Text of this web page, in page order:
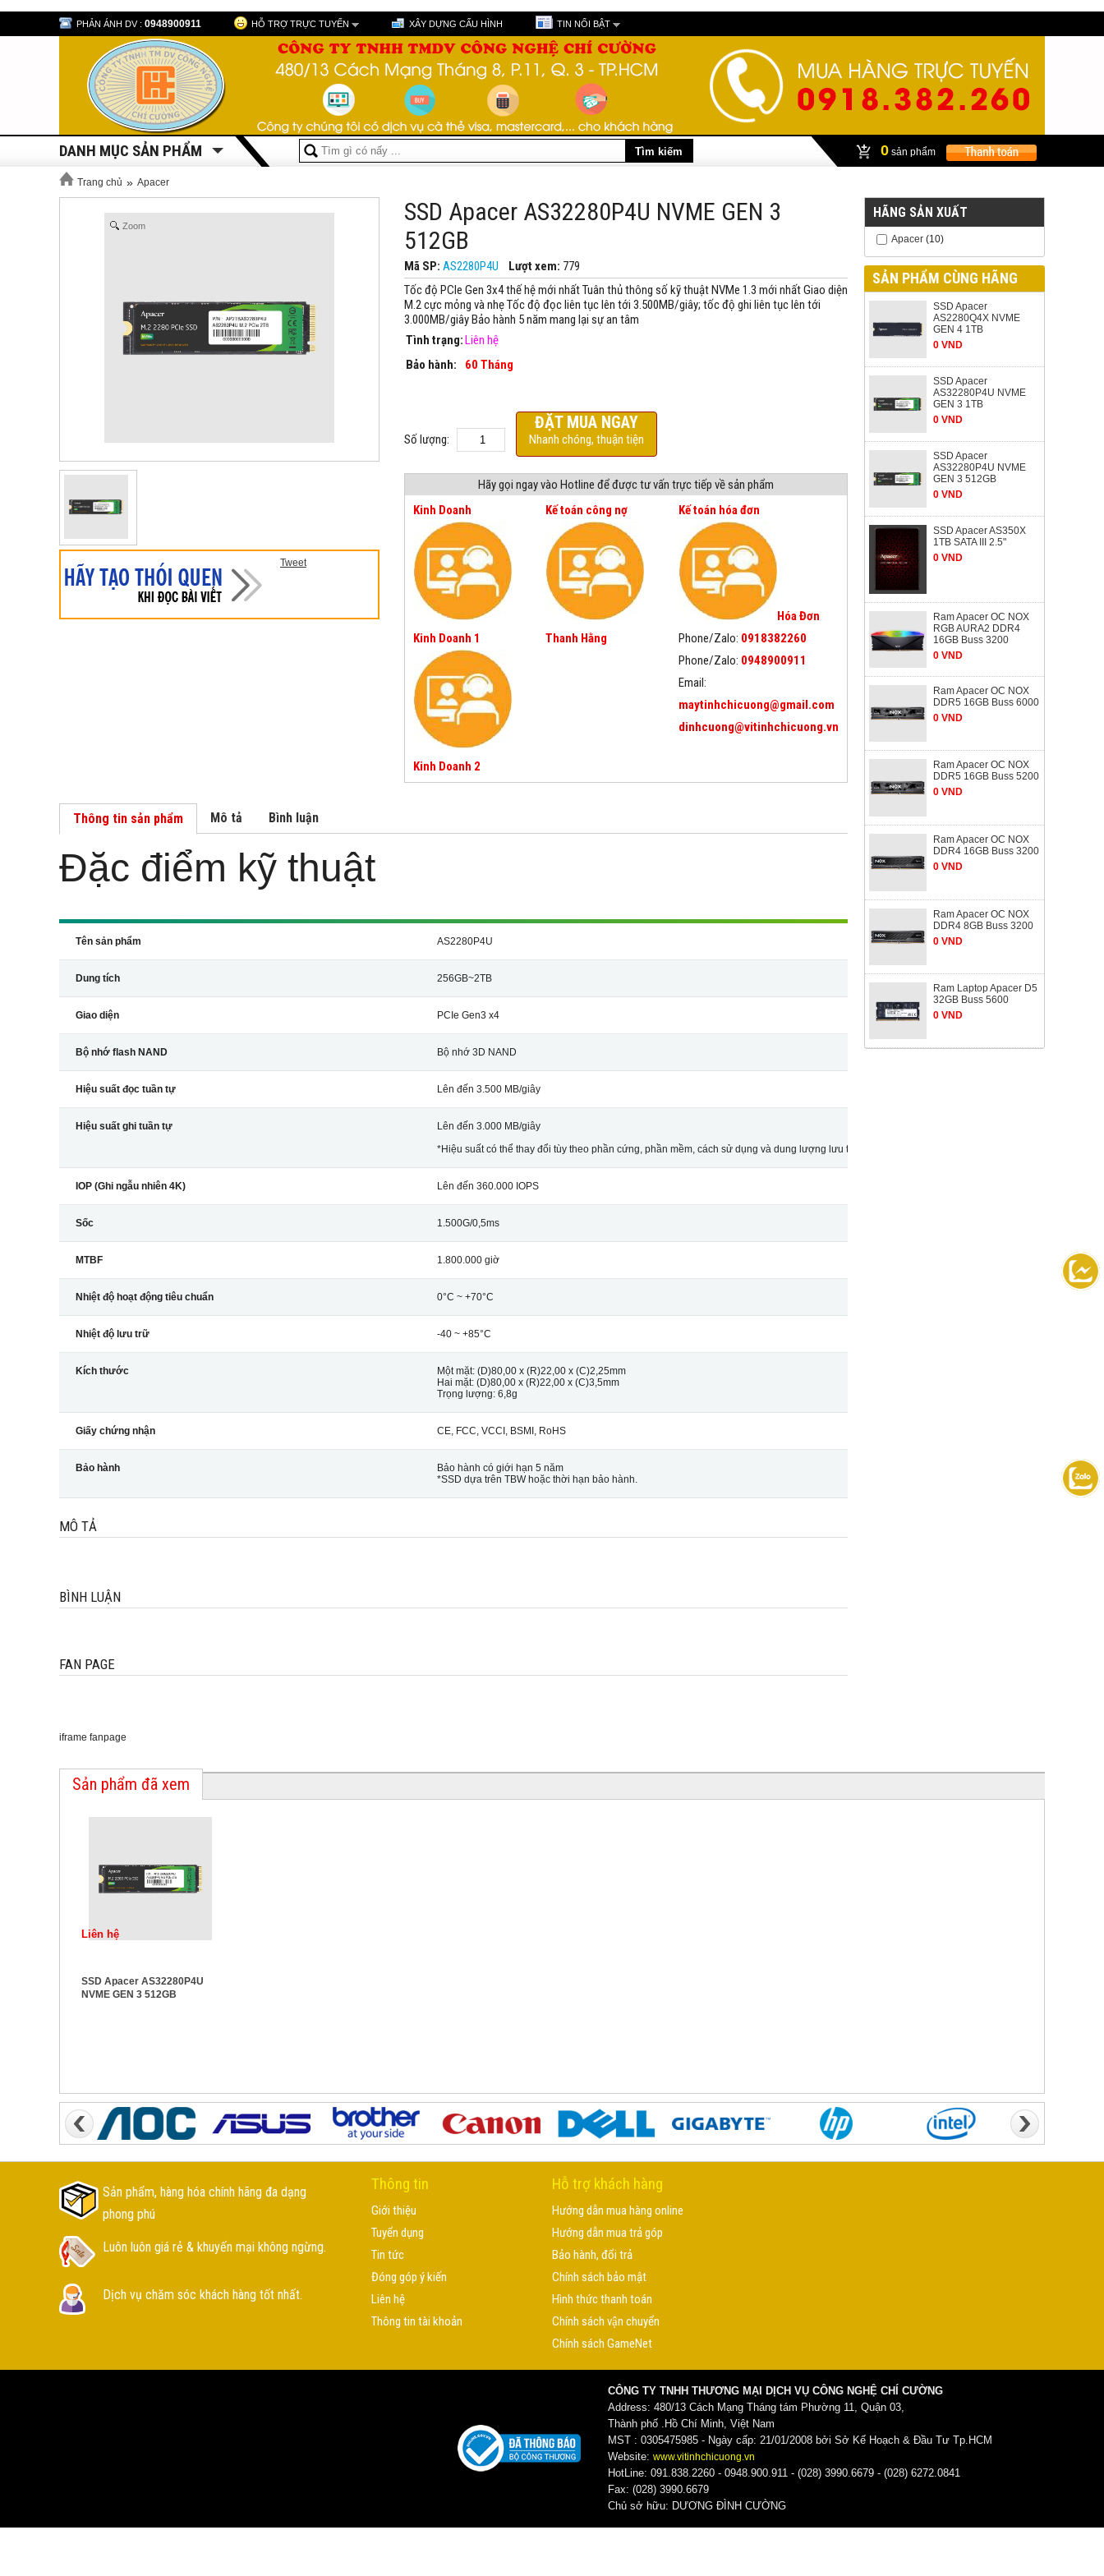
PHẢN ÁNH DV : 0948900911 HỖ TRỢ TRỰC TUYẾN XÂY DỰNG CẤU HÌNH TIN NỔI BẬT
DANH MỤC SẢN PHẨM 0 sản phẩm
Trang chủ » Apacer
Zoom
Tweet
SSD Apacer AS32280P4U NVME GEN 3
512GB
Mã SP: AS2280P4U Lượt xem: 779
Tốc độ PCIe Gen 3x4 thế hệ mới nhất Tuân thủ thông số kỹ thuật NVMe 1.3 mới nhất Giao diện
M.2 cực mỏng và nhẹ Tốc độ đọc liên tục lên tới 3.500MB/giây; tốc độ ghi liên tục lên tới
3.000MB/giây Bảo hành 5 năm mang lại sự an tâm
Tình trạng:Liên hệ
Bảo hành:
60 Tháng
Số lượng:
ĐẶT MUA NGAY
Nhanh chóng, thuận tiện
Hãy gọi ngay vào Hotline để được tư vấn trực tiếp về sản phẩm
Kinh Doanh
Kinh Doanh 1
Kinh Doanh 2
Kế toán công nợ
Thanh Hằng
Kế toán hóa đơn
Hóa Đơn
Phone/Zalo: 0918382260
Phone/Zalo: 0948900911
Email:
maytinhchicuong@gmail.com
dinhcuong@vitinhchicuong.vn
Thông tin sản phẩm Mô tả Bình luận
Đặc điểm kỹ thuật
Tên sản phẩm AS2280P4U
Dung tích 256GB~2TB
Giao diện PCIe Gen3 x4
Bộ nhớ flash NAND Bộ nhớ 3D NAND
Hiệu suất đọc tuần tự Lên đến 3.500 MB/giây
Hiệu suất ghi tuần tự
Lên đến 3.000 MB/giây
*Hiệu suất có thể thay đổi tùy theo phần cứng, phần mềm, cách sử dụng và dung lượng lưu trữ của máy chủ.
IOP (Ghi ngẫu nhiên 4K) Lên đến 360.000 IOPS
Sốc 1.500G/0,5ms
MTBF 1.800.000 giờ
Nhiệt độ hoạt động tiêu chuẩn 0°C ~ +70°C
Nhiệt độ lưu trữ -40 ~ +85°C
Kích thước
Một mặt: (D)80,00 x (R)22,00 x (C)2,25mm
Hai mặt: (D)80,00 x (R)22,00 x (C)3,5mm
Trọng lượng: 6,8g
Giấy chứng nhận CE, FCC, VCCI, BSMI, RoHS
Bảo hành
Bảo hành có giới hạn 5 năm
*SSD dựa trên TBW hoặc thời hạn bảo hành.
MÔ TẢ
BÌNH LUẬN
FAN PAGE
iframe fanpage
HÃNG SẢN XUẤT
Apacer (10)
SẢN PHẨM CÙNG HÃNG
SSD Apacer
AS2280Q4X NVME
GEN 4 1TB
0 VND
SSD Apacer
AS32280P4U NVME
GEN 3 1TB
0 VND
SSD Apacer
AS32280P4U NVME
GEN 3 512GB
0 VND
SSD Apacer AS350X
1TB SATA III 2.5"
0 VND
Ram Apacer OC NOX
RGB AURA2 DDR4
16GB Buss 3200
0 VND
Ram Apacer OC NOX
DDR5 16GB Buss 6000
0 VND
Ram Apacer OC NOX
DDR5 16GB Buss 5200
0 VND
Ram Apacer OC NOX
DDR4 16GB Buss 3200
0 VND
Ram Apacer OC NOX
DDR4 8GB Buss 3200
0 VND
Ram Laptop Apacer D5
32GB Buss 5600
0 VND
Sản phẩm đã xem
Liên hệ
SSD Apacer AS32280P4U
NVME GEN 3 512GB
Sản phẩm, hàng hóa chính hãng đa dạng
phong phú
Luôn luôn giá rẻ & khuyến mại không ngừng.
Dịch vụ chăm sóc khách hàng tốt nhất.
Thông tin
Giới thiệu
Tuyển dụng
Tin tức
Đóng góp ý kiến
Liên hệ
Thông tin tài khoản
Hỗ trợ khách hàng
Hướng dẫn mua hàng online
Hướng dẫn mua trả góp
Bảo hành, đổi trả
Chính sách bảo mật
Hình thức thanh toán
Chính sách vận chuyển
Chính sách GameNet
CÔNG TY TNHH THƯƠNG MẠI DỊCH VỤ CÔNG NGHỆ CHÍ CƯỜNG
Address: 480/13 Cách Mạng Tháng tám Phường 11, Quận 03,
Thành phố .Hồ Chí Minh, Việt Nam
MST : 0305475985 - Ngày cấp: 21/01/2008 bởi Sở Kế Hoạch & Đầu Tư Tp.HCM
Website: www.vitinhchicuong.vn
HotLine: 091.838.2260 - 0948.900.911 - (028) 3990.6679 - (028) 6272.0841
Fax: (028) 3990.6679
Chủ sở hữu: DƯƠNG ĐÌNH CƯỜNG